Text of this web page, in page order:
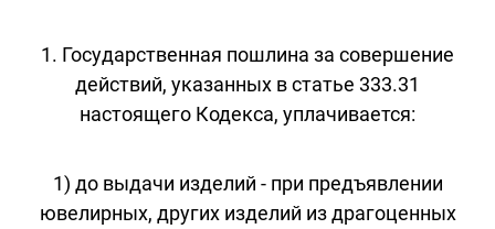
1. Государственная пошлина за совершение
действий, указанных в статье 333.31
настоящего Кодекса, уплачивается:
1) до выдачи изделий - при предъявлении
ювелирных, других изделий из драгоценных